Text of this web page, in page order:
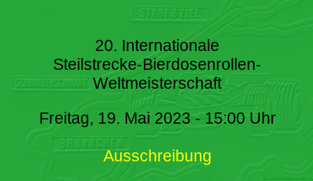
20. Internationale
Steilstrecke-Bierdosenrollen-
Weltmeisterschaft
Freitag, 19. Mai 2023 - 15:00 Uhr
Ausschreibung